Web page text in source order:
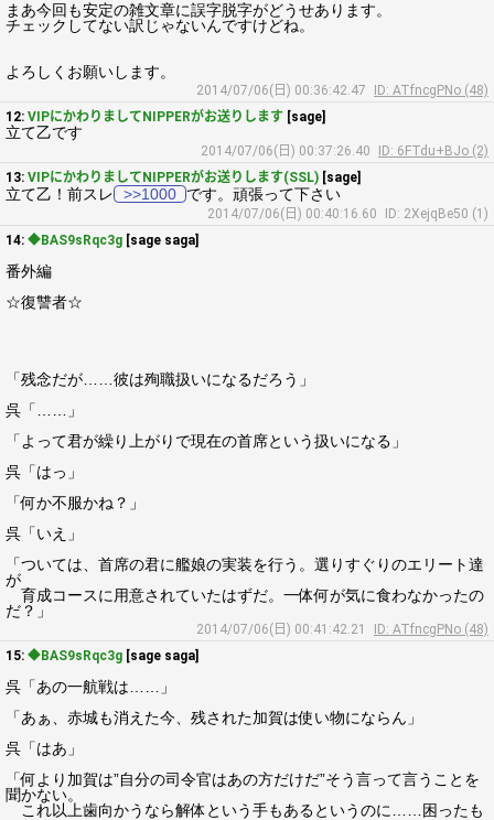
まあ今回も安定の雑文章に誤字脱字がどうせあります。
チェックしてない訳じゃないんですけどね。
よろしくお願いします。
2014/07/06(日) 00:36:42.47
ID: ATfncgPNo (48)
12: VIPにかわりましてNIPPERがお送りします [sage]
立て乙です
2014/07/06(日) 00:37:26.40
ID: 6FTdu+BJo (2)
13: VIPにかわりましてNIPPERがお送りします(SSL) [sage]
立て乙！前スレ >>1000 です。頑張って下さい
2014/07/06(日) 00:40:16.60
ID: 2XejqBe50 (1)
14: ◆BAS9sRqc3g [sage saga]
番外編
☆復讐者☆
「残念だが……彼は殉職扱いになるだろう」
呉「……」
「よって君が繰り上がりで現在の首席という扱いになる」
呉「はっ」
「何か不服かね？」
呉「いえ」
「ついては、首席の君に艦娘の実装を行う。選りすぐりのエリート達
が
育成コースに用意されていたはずだ。一体何が気に食わなかったの
だ？」
2014/07/06(日) 00:41:42.21
ID: ATfncgPNo (48)
15: ◆BAS9sRqc3g [sage saga]
呉「あの一航戦は……」
「あぁ、赤城も消えた今、残された加賀は使い物にならん」
呉「はあ」
「何より加賀は”自分の司令官はあの方だけだ”そう言って言うことを
聞かない。
これ以上歯向かうなら解体という手もあるというのに……困ったも